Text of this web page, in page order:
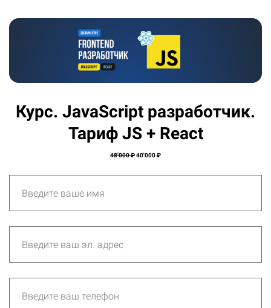
Курс. JavaScript разработчик.
Тариф JS + React
48'000 ₽40'000 ₽